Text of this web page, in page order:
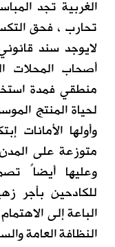
الغربية تجد
تحارب ، فحق
لايوجد سند
أصحاب المحلات
منطقي فمدة
لحياة المنتج
وأولها الأمانات
متوزعة على
وعليها أيضاً
للكادحين بأجر
الباعة إلى
النظافة العامة